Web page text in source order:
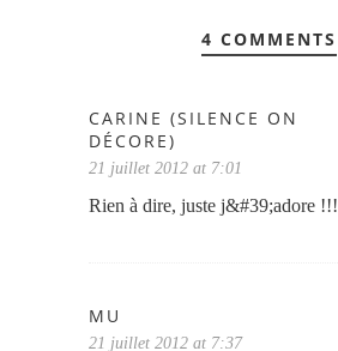
4 COMMENTS
CARINE (SILENCE ON
DÉCORE)
21 juillet 2012 at 7:01
Rien à dire, juste j&#39;adore !!!
MU
21 juillet 2012 at 7:37